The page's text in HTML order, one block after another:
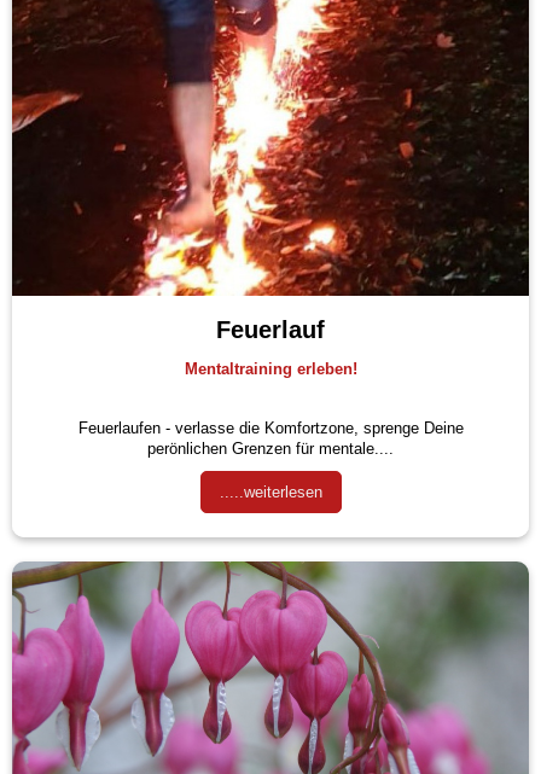
Feuerlauf
Mentaltraining erleben!
Feuerlaufen - verlasse die Komfortzone, sprenge Deine
perönlichen Grenzen für mentale....
.....weiterlesen